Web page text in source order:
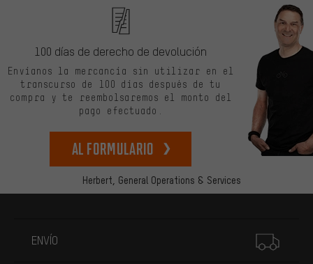
Herbert, General Operations & Services
100 días de derecho de devolución
Envíanos la mercancía sin utilizar en el
transcurso de 100 días después de tu
compra y te reembolsaremos el monto del
pago efectuado.
Al formulario
ENVÍO